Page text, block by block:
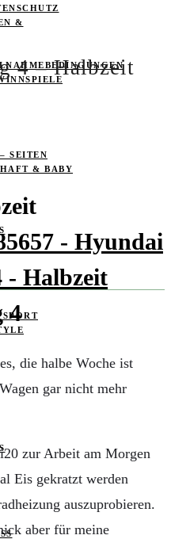
&
SEITEN
& BABY
4 – Halbzeit
4
die halbe Woche ist
gar nicht mehr
zur Arbeit am Morgen
Eis gekratzt werden
auszuprobieren.
aber für meine